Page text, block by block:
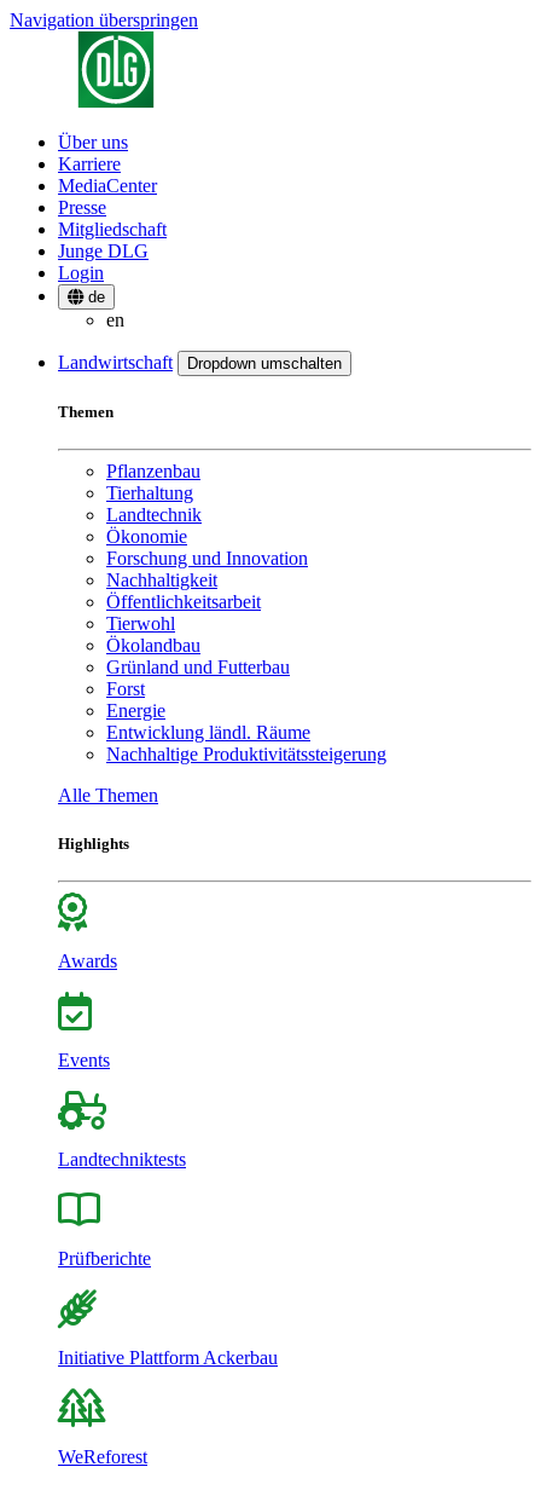
Navigation überspringen
Über uns
Karriere
MediaCenter
Presse
Mitgliedschaft
Junge DLG
Login
de
en
Landwirtschaft Dropdown umschalten
Themen
Pflanzenbau
Tierhaltung
Landtechnik
Ökonomie
Forschung und Innovation
Nachhaltigkeit
Öffentlichkeitsarbeit
Tierwohl
Ökolandbau
Grünland und Futterbau
Forst
Energie
Entwicklung ländl. Räume
Nachhaltige Produktivitätssteigerung
Alle Themen
Highlights
Awards
Events
Landtechniktests
Prüfberichte
Initiative Plattform Ackerbau
WeReforest